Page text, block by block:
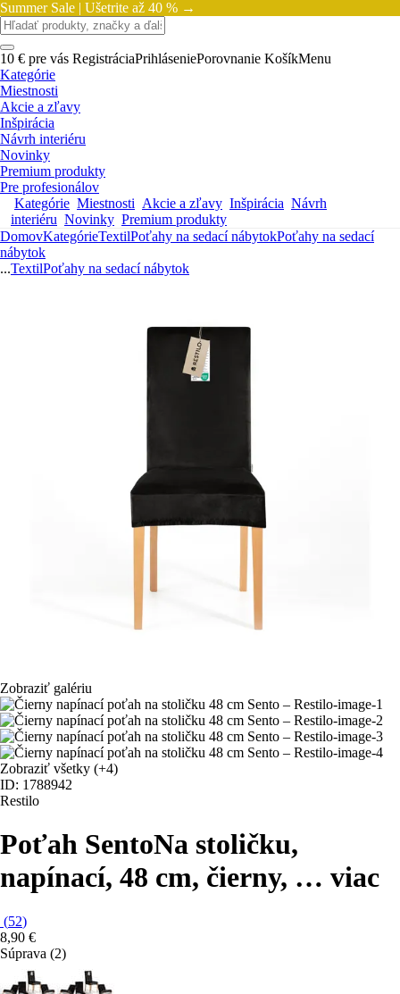
Summer Sale | Ušetrite až 40 % →
10 € pre vás RegistráciaPrihláseniePorovnanie KošíkMenu
Kategórie
Miestnosti
Akcie a zľavy
Inšpirácia
Návrh interiéru
Novinky
Premium produkty
Pre profesionálov
Kategórie Miestnosti Akcie a zľavy Inšpirácia Návrh
interiéru Novinky Premium produkty
DomovKategórieTextilPoťahy na sedací nábytokPoťahy na sedací
nábytok
...TextilPoťahy na sedací nábytok
Zobraziť galériu
Zobraziť všetky (+4)
ID: 1788942
Restilo
Poťah SentoNa stoličku,
napínací, 48 cm, čierny, … viac
(52)
8,90 €
Súprava (2)